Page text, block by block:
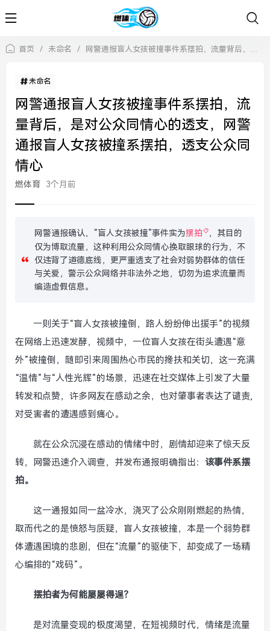
首页 / 未命名 / 网警通报盲人女孩被撞事件系摆拍，流量背后，是对公众同情心的透支，网警通报盲人女孩被撞系摆拍，透支公众同情心
未命名
网警通报盲人女孩被撞事件系摆拍，流
量背后，是对公众同情心的透支，网警
通报盲人女孩被撞系摆拍，透支公众同
情心
燃体育 3个月前
网警通报确认，“盲人女孩被撞”事件实为摆拍
，其目的
仅为博取流量，这种利用公众同情心换取眼球的行为，不
仅违背了道德底线，更严重透支了社会对弱势群体的信任
与关爱，警示公众网络并非法外之地，切勿为追求流量而
编造虚假信息。
一则关于“盲人女孩被撞倒，路人纷纷伸出援手”的视频
在网络上迅速发酵，视频中，一位盲人女孩在街头遭遇“意
外”被撞倒，随即引来周围热心市民的搀扶和关切，这一充满
“温情”与“人性光辉”的场景，迅速在社交媒体上引发了大量
转发和点赞，许多网友在感动之余，也对肇事者表达了谴责,
对受害者的遭遇感到痛心。
就在公众沉浸在感动的情绪中时，剧情却迎来了惊天反
转，网警迅速介入调查，并发布通报明确指出： 该事件系摆
拍。
这一通报如同一盆冷水，浇灭了公众刚刚燃起的热情，
取而代之的是愤怒与质疑，盲人女孩被撞，本是一个弱势群
体遭遇困境的悲剧，但在“流量”的驱使下，却变成了一场精
心编排的“戏码”。
摆拍者为何能屡屡得逞？
是对流量变现的极度渴望，在短视频时代，情绪是流量